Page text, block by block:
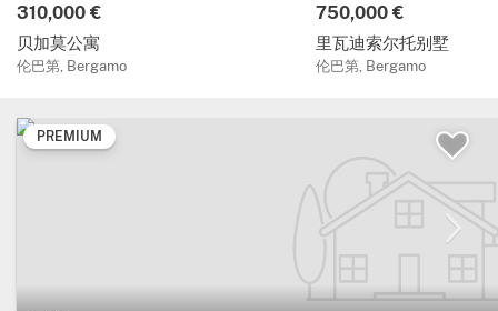
价格:
310,000 €
贝加莫公寓
伦巴第, Bergamo
价格:
750,000 €
里瓦迪索尔托别墅
伦巴第, Bergamo
PREMIUM